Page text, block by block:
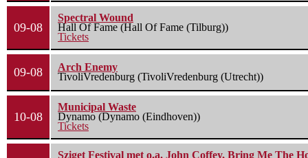
09-08
Spectral Wound
Hall Of Fame (Hall Of Fame (Tilburg))
Tickets
09-08
Arch Enemy
TivoliVredenburg (TivoliVredenburg (Utrecht))
10-08
Municipal Waste
Dynamo (Dynamo (Eindhoven))
Tickets
Sziget Festival met o.a. John Coffey, Bring Me The